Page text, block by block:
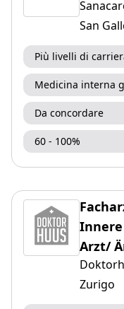
San
Più livelli di
Medicina interna
Da concordare
60 - 100%
Arzt/
Zurigo